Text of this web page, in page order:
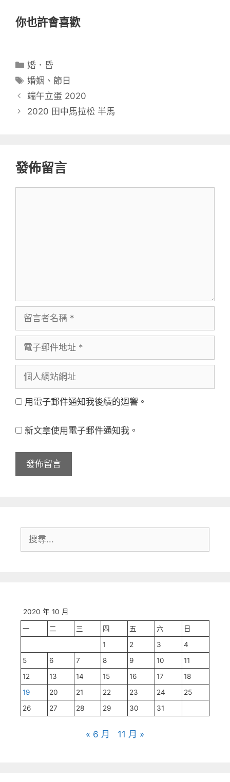
你也許會喜歡
分
類
婚．昏
標
籤
婚姻 、 節日
端午立蛋 2020
2020 田中馬拉松 半馬
發佈留言
言
名
子
件
地
人
網
網
用電子郵件通知我後續的迴響。
新文章使用電子郵件通知我。
尋:
2020 年 10 月
一 二 三 四 五 六
日
1
2 3
4
5
6 7 8 9 10
11
12
13 14 15 16 17
18
19
20 21 22 23 24
25
26
27 28 29 30 31
« 6 月 11 月 »